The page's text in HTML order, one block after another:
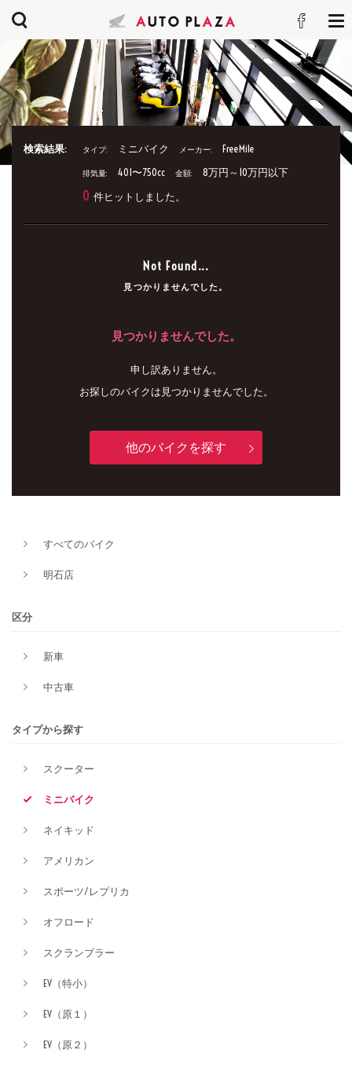
検索結果: タイプ: ミニバイク メーカー: FreeMile
排気量: 401〜750cc 金額: 8万円～10万円以下
0 件ヒットしました。
Not Found...
見つかりませんでした。
見つかりませんでした。
申し訳ありません。
お探しのバイクは見つかりませんでした。
他のバイクを探す
すべてのバイク
明石店
区分
新車
中古車
タイプから探す
スクーター
ミニバイク
ネイキッド
アメリカン
スポーツ/レプリカ
オフロード
スクランブラー
EV（特小）
EV（原１）
EV（原２）
新車
タイプ
価格